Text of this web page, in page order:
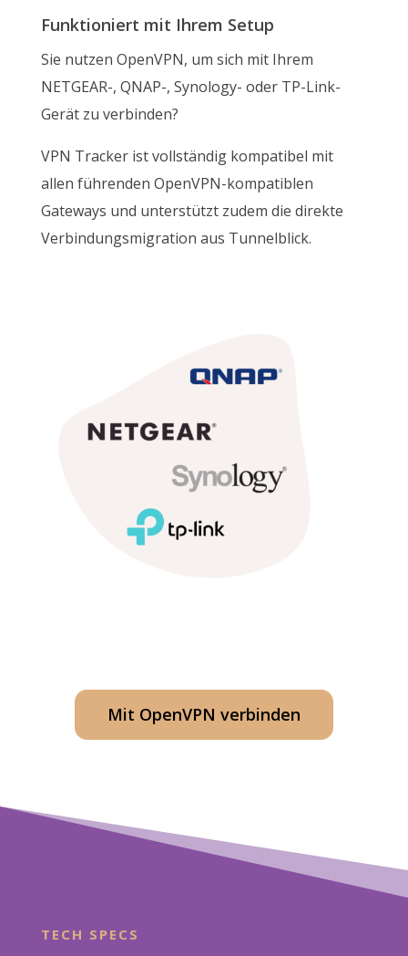
Funktioniert mit Ihrem Setup
Sie nutzen OpenVPN, um sich mit Ihrem
NETGEAR-, QNAP-, Synology- oder TP-Link-
Gerät zu verbinden?
VPN Tracker ist vollständig kompatibel mit
allen führenden OpenVPN-kompatiblen
Gateways und unterstützt zudem die direkte
Verbindungsmigration aus Tunnelblick.
Mit OpenVPN verbinden
TECH SPECS